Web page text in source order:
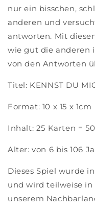
nur ein bisschen,
anderen und
antworten. Mit
wie gut die anderen
von den Antworten
Titel: KENNST DU
Format: 10 x 15 x 1cm
Inhalt: 25 Karten =
Alter: von 6 bis 106
Dieses Spiel wurde
und wird teilweise in
unserem